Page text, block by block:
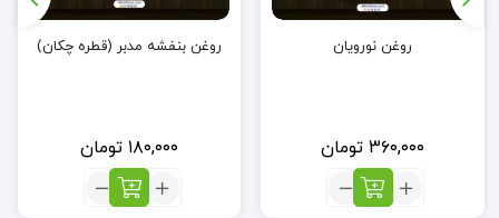
روغن نورویان
۳۶۰,۰۰۰ تومان
تعداد:
روغن
روغن بنفشه مدبر (قطره چکان)
۱۸۰,۰۰۰ تومان
تعداد:
روغن